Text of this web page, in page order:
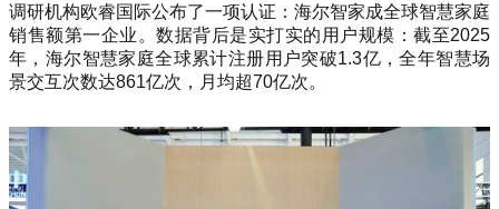
调研机构欧睿国际公布了一项认证：海尔智家成全球智慧家庭
销售额第一企业。数据背后是实打实的用户规模：截至2025
年，海尔智慧家庭全球累计注册用户突破1.3亿，全年智慧场
景交互次数达861亿次，月均超70亿次。